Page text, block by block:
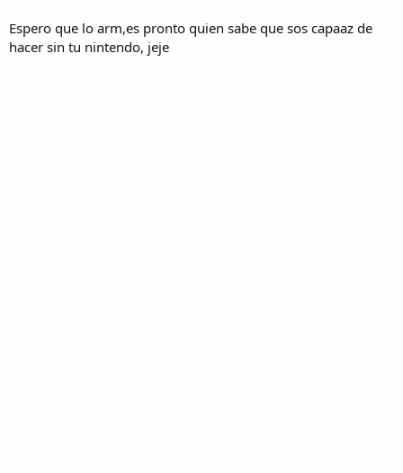
Espero que lo arm,es pronto quien sabe que sos capaaz de
hacer sin tu nintendo, jeje